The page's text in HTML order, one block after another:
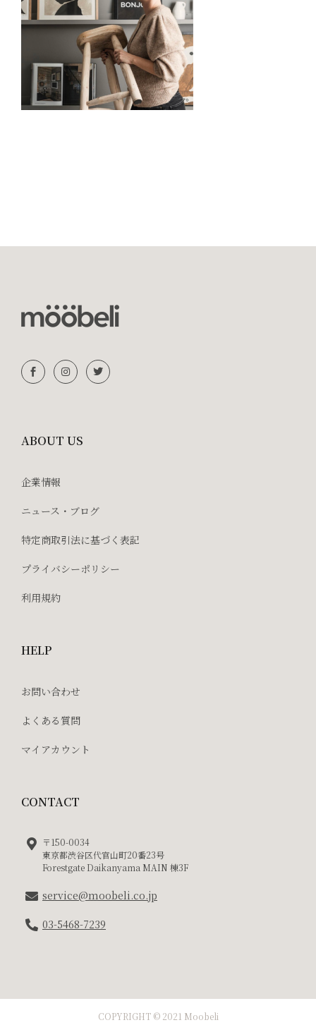
ABOUT US
企業情報
ニュース・ブログ
特定商取引法に基づく表記
プライバシーポリシー
利用規約
HELP
お問い合わせ
よくある質問
マイアカウント
CONTACT
〒150-0034
東京都渋谷区代官山町20番23号
Forestgate Daikanyama MAIN 棟3F
service@moobeli.co.jp
03-5468-7239
COPYRIGHT © 2021 Moobeli